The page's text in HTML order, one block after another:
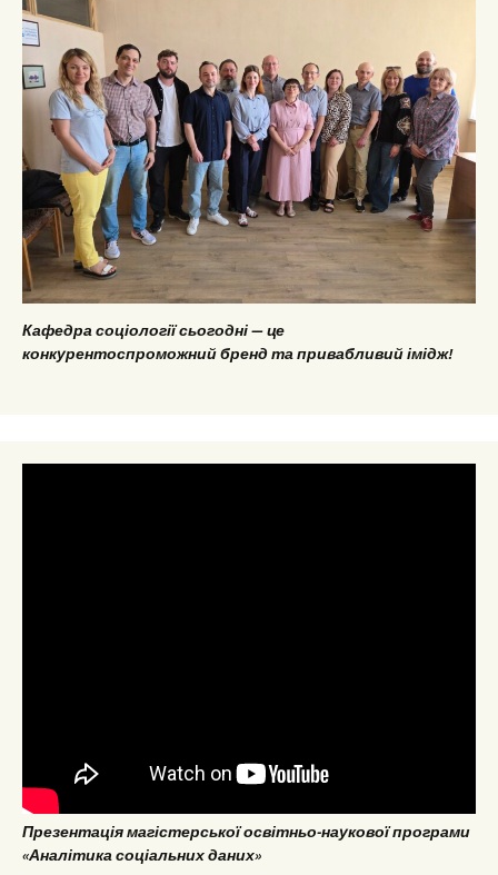
Кафедра соціології сьогодні — це
конкурентоспроможний бренд та привабливий імідж!
Презентація магістерської освітньо-наукової програми
«Аналітика соціальних даних»